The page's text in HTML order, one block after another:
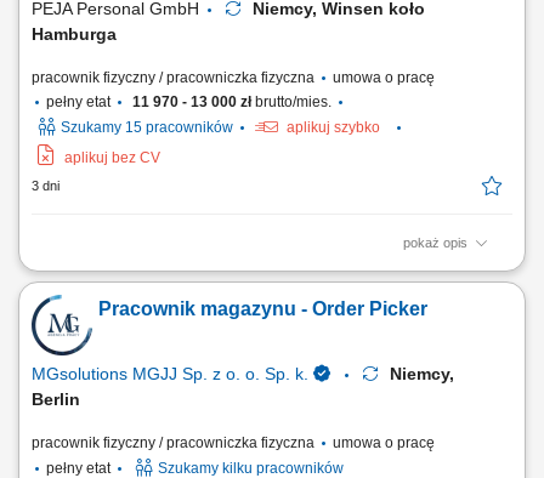
PEJA Personal GmbH
Niemcy, Winsen koło
Hamburga
pracownik fizyczny / pracowniczka fizyczna
umowa o pracę
pełny etat
11 970 - 13 000 złbrutto/mies.
Szukamy 15 pracowników
aplikuj szybko
aplikuj bez CV
3 dni
pokaż opis
Zadania: Manualne zbieranie artykułów i tworzenie zestawów
wysyłkowych zgodnie z dokumentacją zamówienia. Kondycjonowanie
produktów, układanie ich w kartonach oraz przygotowywanie do
ostatecznego transportu. Wprowadzanie danych produktowych za
pomocą terminali ręcznych i skanerów...
Pracownik magazynu - Order Picker
MGsolutions MGJJ Sp. z o. o. Sp. k.
Niemcy,
Berlin
pracownik fizyczny / pracowniczka fizyczna
umowa o pracę
pełny etat
Szukamy kilku pracowników